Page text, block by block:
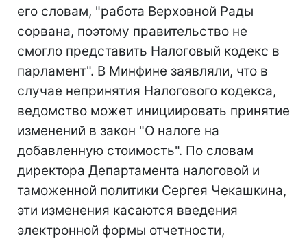
его словам, "работа Верховной Рады
сорвана, поэтому правительство не
смогло представить Налоговый кодекс в
парламент". В Минфине заявляли, что в
случае непринятия Налогового кодекса,
ведомство может инициировать принятие
изменений в закон "О налоге на
добавленную стоимость". По словам
директора Департамента налоговой и
таможенной политики Сергея Чекашкина,
эти изменения касаются введения
электронной формы отчетности,